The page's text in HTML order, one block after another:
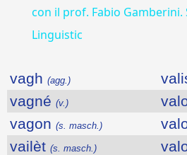
con il prof. Fabio Gamberini.
Linguistic
vagh (agg.)
vagné (v.)
vagon (s. masch.)
vailèt (s. masch.)